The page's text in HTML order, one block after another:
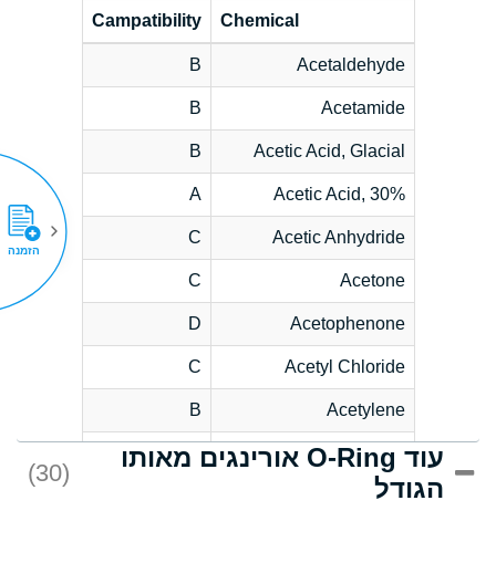
Chemical
Campatibility
Acetaldehyde
B
Acetamide
B
Acetic Acid, Glacial
B
Acetic Acid, 30%
A
Acetic Anhydride
C
Acetone
C
Acetophenone
D
Acetyl Chloride
C
Acetylene
B
Acrlylonitrile
D
Adipic Acid
עוד O-Ring אורינגים מאותו
הגודל
(30)
הזמנה